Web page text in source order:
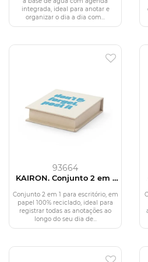
integrada, ideal para anotar e
organizar o dia a dia com...
93664
KAIRON. Conjunto 2 em 1
100% reciclado, com 6
blocos adesivados
Conjunto 2 em 1 para escritório, em
papel 100% reciclado, ideal para
registrar todas as anotações ao
longo do seu dia de...